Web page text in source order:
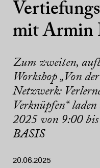
mit Armin
Zum zweiten,
Workshop „Von
Netzwerk:
Verknüpfen“
2025 von 9:00
BASIS
20.06.2025